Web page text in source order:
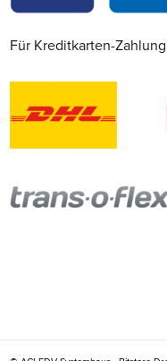
Für Kreditkarten-